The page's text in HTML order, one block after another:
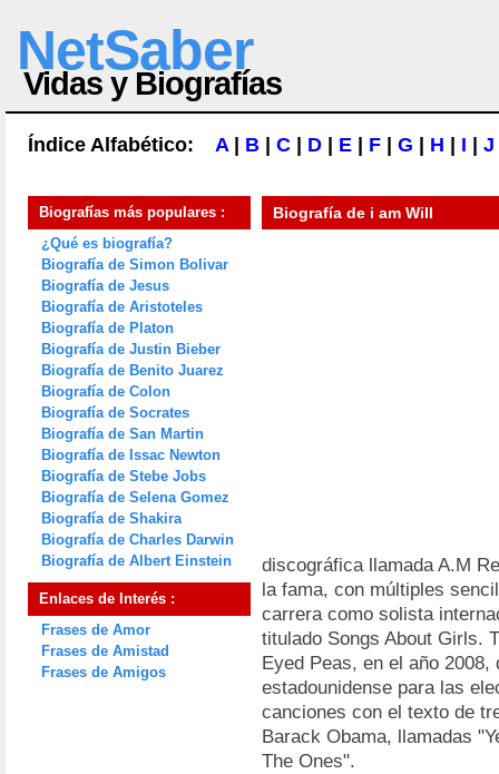
NetSaber
Vidas y Biografías
Índice Alfabético: A| B C D E F G H I J
Biografías más populares :
¿Qué es biografía?
Biografía de Simon Bolivar
Biografía de Jesus
Biografía de Aristoteles
Biografía de Platon
Biografía de Justin Bieber
Biografía de Benito Juarez
Biografía de Colon
Biografía de Socrates
Biografía de San Martin
Biografía de Issac Newton
Biografía de Stebe Jobs
Biografía de Selena Gomez
Biografía de Shakira
Biografía de Charles Darwin
Biografía de Albert Einstein
Enlaces de Interés :
Frases de Amor
Frases de Amistad
Frases de Amigos
Biografía de i am Will
discográfica llamada A.M
la fama, con múltiples
carrera como solista
titulado Songs About Girls.
Eyed Peas, en el año
estadounidense para las
canciones con el texto de
Barack Obama, llamadas
The Ones".